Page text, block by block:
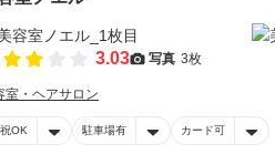
3.03 写真 3枚
室・ヘアサロン
OK 駐車場有 カード可